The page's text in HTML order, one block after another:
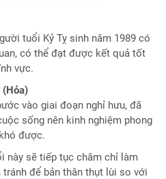
tuổi Kỷ Tỵ sinh năm 1989 có
có thể đạt được kết quả tốt
vực.
vào giai đoạn nghỉ hưu, đã
sống nên kinh nghiệm phong
được.
này sẽ tiếp tục chăm chỉ làm
để bản thân thụt lùi so với